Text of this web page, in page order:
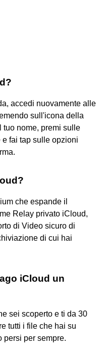
accedi nuovamente alle
sull'icona della
tuo nome, premi sulle
fai tap sulle opzioni
che espande il
Relay privato iCloud,
di Video sicuro di
di cui hai
iCloud un
sei scoperto e ti da 30
tutti i file che hai su
persi per sempre.